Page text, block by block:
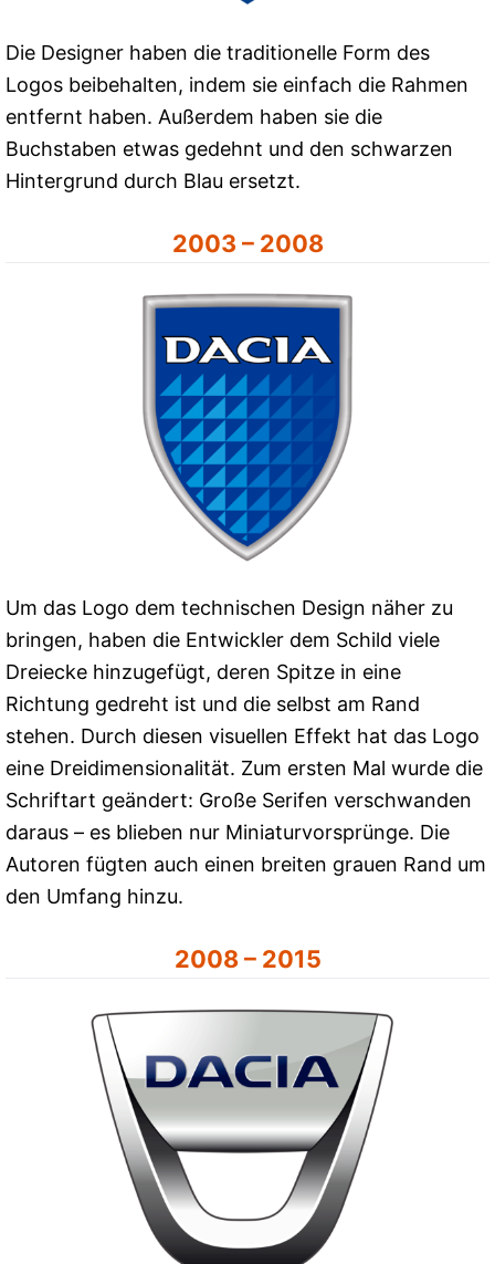
Die Designer haben die traditionelle Form des
Logos beibehalten, indem sie einfach die Rahmen
entfernt haben. Außerdem haben sie die
Buchstaben etwas gedehnt und den schwarzen
Hintergrund durch Blau ersetzt.
2003 – 2008
Um das Logo dem technischen Design näher zu
bringen, haben die Entwickler dem Schild viele
Dreiecke hinzugefügt, deren Spitze in eine
Richtung gedreht ist und die selbst am Rand
stehen. Durch diesen visuellen Effekt hat das Logo
eine Dreidimensionalität. Zum ersten Mal wurde die
Schriftart geändert: Große Serifen verschwanden
daraus – es blieben nur Miniaturvorsprünge. Die
Autoren fügten auch einen breiten grauen Rand um
den Umfang hinzu.
2008 – 2015